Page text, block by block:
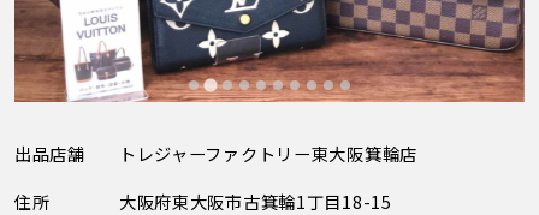
出品店舗
トレジャーファクトリー東大阪箕輪店
住所
大阪府東大阪市古箕輪1丁目18-15